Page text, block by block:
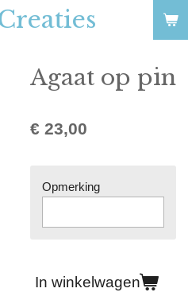
Agaat op pin
€ 23,00
Opmerking
In winkelwagen